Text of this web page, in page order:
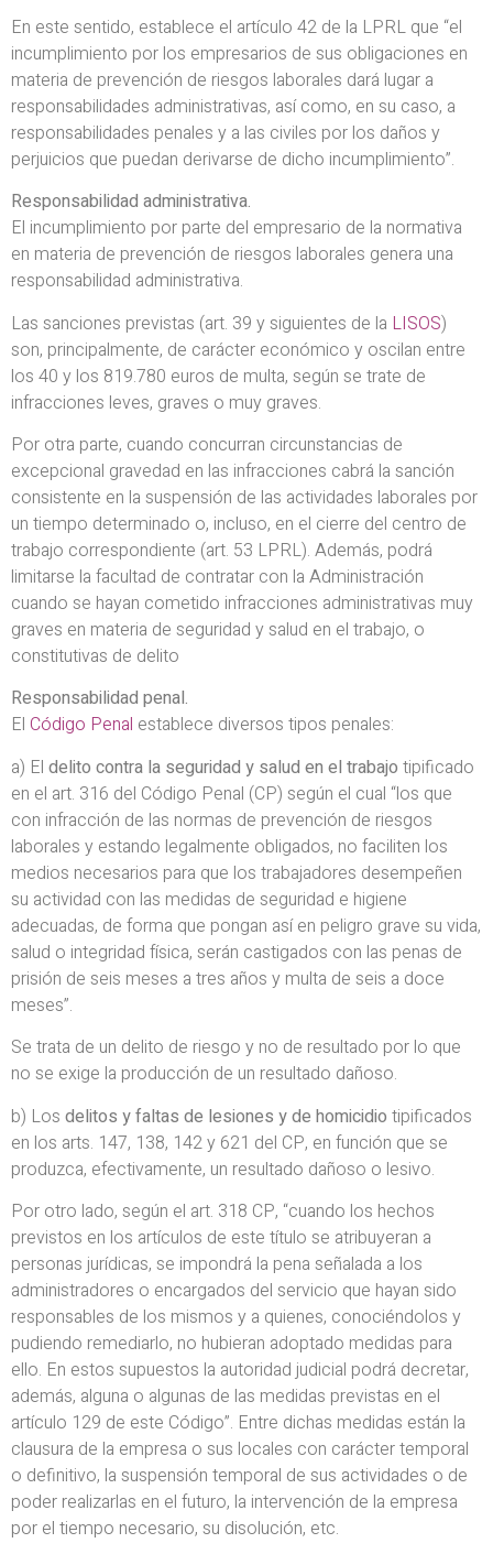
En este sentido, establece el artículo 42 de la LPRL que “el
incumplimiento por los empresarios de sus obligaciones en
materia de prevención de riesgos laborales dará lugar a
responsabilidades administrativas, así como, en su caso, a
responsabilidades penales y a las civiles por los daños y
perjuicios que puedan derivarse de dicho incumplimiento”.
Responsabilidad administrativa.
El incumplimiento por parte del empresario de la normativa
en materia de prevención de riesgos laborales genera una
responsabilidad administrativa.
Las sanciones previstas (art. 39 y siguientes de la LISOS)
son, principalmente, de carácter económico y oscilan entre
los 40 y los 819.780 euros de multa, según se trate de
infracciones leves, graves o muy graves.
Por otra parte, cuando concurran circunstancias de
excepcional gravedad en las infracciones cabrá la sanción
consistente en la suspensión de las actividades laborales por
un tiempo determinado o, incluso, en el cierre del centro de
trabajo correspondiente (art. 53 LPRL). Además, podrá
limitarse la facultad de contratar con la Administración
cuando se hayan cometido infracciones administrativas muy
graves en materia de seguridad y salud en el trabajo, o
constitutivas de delito
Responsabilidad penal.
El Código Penal establece diversos tipos penales:
a) El delito contra la seguridad y salud en el trabajo tipificado
en el art. 316 del Código Penal (CP) según el cual “los que
con infracción de las normas de prevención de riesgos
laborales y estando legalmente obligados, no faciliten los
medios necesarios para que los trabajadores desempeñen
su actividad con las medidas de seguridad e higiene
adecuadas, de forma que pongan así en peligro grave su vida,
salud o integridad física, serán castigados con las penas de
prisión de seis meses a tres años y multa de seis a doce
meses”.
Se trata de un delito de riesgo y no de resultado por lo que
no se exige la producción de un resultado dañoso.
b) Los delitos y faltas de lesiones y de homicidio tipificados
en los arts. 147, 138, 142 y 621 del CP, en función que se
produzca, efectivamente, un resultado dañoso o lesivo.
Por otro lado, según el art. 318 CP, “cuando los hechos
previstos en los artículos de este título se atribuyeran a
personas jurídicas, se impondrá la pena señalada a los
administradores o encargados del servicio que hayan sido
responsables de los mismos y a quienes, conociéndolos y
pudiendo remediarlo, no hubieran adoptado medidas para
ello. En estos supuestos la autoridad judicial podrá decretar,
además, alguna o algunas de las medidas previstas en el
artículo 129 de este Código”. Entre dichas medidas están la
clausura de la empresa o sus locales con carácter temporal
o definitivo, la suspensión temporal de sus actividades o de
poder realizarlas en el futuro, la intervención de la empresa
por el tiempo necesario, su disolución, etc.